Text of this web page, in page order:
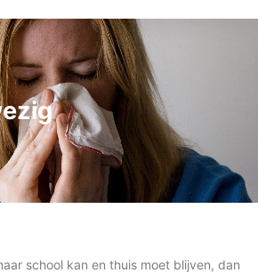
school kan en thuis moet blijven, dan